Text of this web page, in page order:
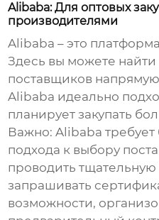
Alibaba: Для оптовых
производителями
Alibaba – это
Здесь вы можете
поставщиков
Alibaba идеально
планирует закупать
Важно: Alibaba требует
подхода к выбору
проводить
запрашивать
возможности,